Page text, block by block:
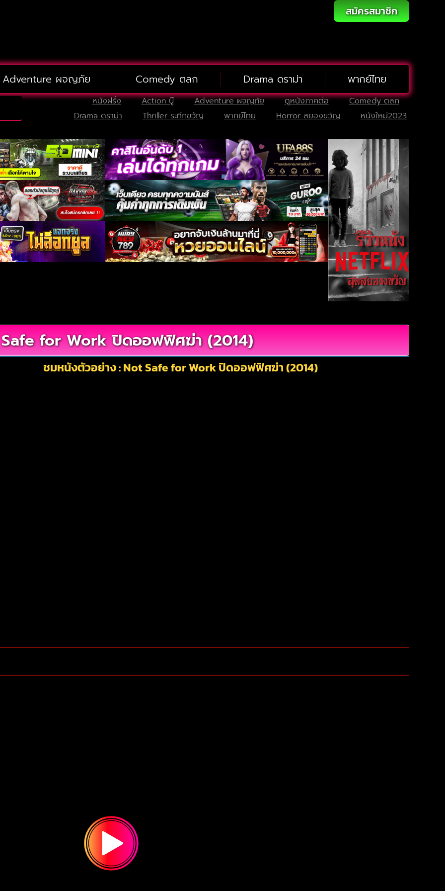
สมัครสมาชิก
Adventure ผจญภัย Comedy ตลก Drama ดราม่า พากย์ไทย
หนังฝรั่ง Action บู๊ Adventure ผจญภัย ดูหนังภาคต่อ
Comedy ตลก
Drama ดราม่า
Thriller ระทึกขวัญ พากย์ไทย Horror สยองขวัญ หนังใหม่2023
for Work ปิดออฟฟิศฆ่า (2014)
ชมหนังตัวอย่าง : Not Safe for Work ปิดออฟฟิศฆ่า (2014)